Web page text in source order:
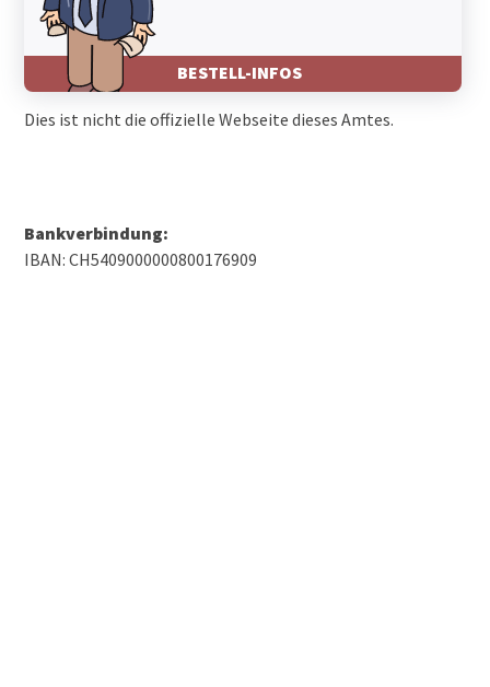
BESTELL-INFOS
Dies ist nicht die offizielle Webseite dieses Amtes.
Bankverbindung:
IBAN: CH5409000000800176909